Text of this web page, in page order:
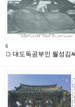
6
대도독공부인 월성김